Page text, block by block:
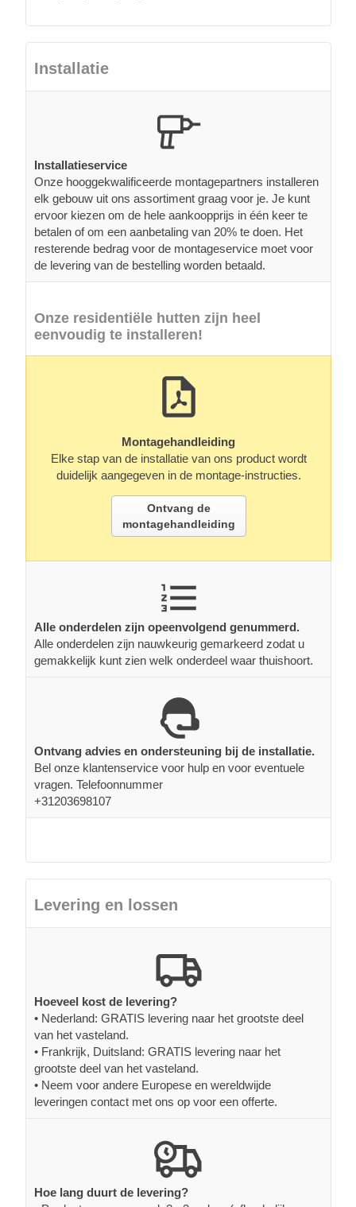
Installatie
Installatieservice
Onze hooggekwalificeerde montagepartners installeren
elk gebouw uit ons assortiment graag voor je. Je kunt
ervoor kiezen om de hele aankoopprijs in één keer te
betalen of om een aanbetaling van 20% te doen. Het
resterende bedrag voor de montageservice moet voor
de levering van de bestelling worden betaald.
Onze residentiële hutten zijn heel
eenvoudig te installeren!
Montagehandleiding
Elke stap van de installatie van ons product wordt
duidelijk aangegeven in de montage-instructies.
Ontvang de
montagehandleiding
Alle onderdelen zijn opeenvolgend genummerd.
Alle onderdelen zijn nauwkeurig gemarkeerd zodat u
gemakkelijk kunt zien welk onderdeel waar thuishoort.
Ontvang advies en ondersteuning bij de installatie.
Bel onze klantenservice voor hulp en voor eventuele
vragen. Telefoonnummer
+31203698107
Levering en lossen
Hoeveel kost de levering?
• Nederland: GRATIS levering naar het grootste deel
van het vasteland.
• Frankrijk, Duitsland: GRATIS levering naar het
grootste deel van het vasteland.
• Neem voor andere Europese en wereldwijde
leveringen contact met ons op voor een offerte.
Hoe lang duurt de levering?